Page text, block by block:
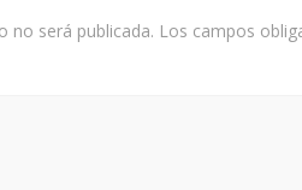
no será publicada. Los campos